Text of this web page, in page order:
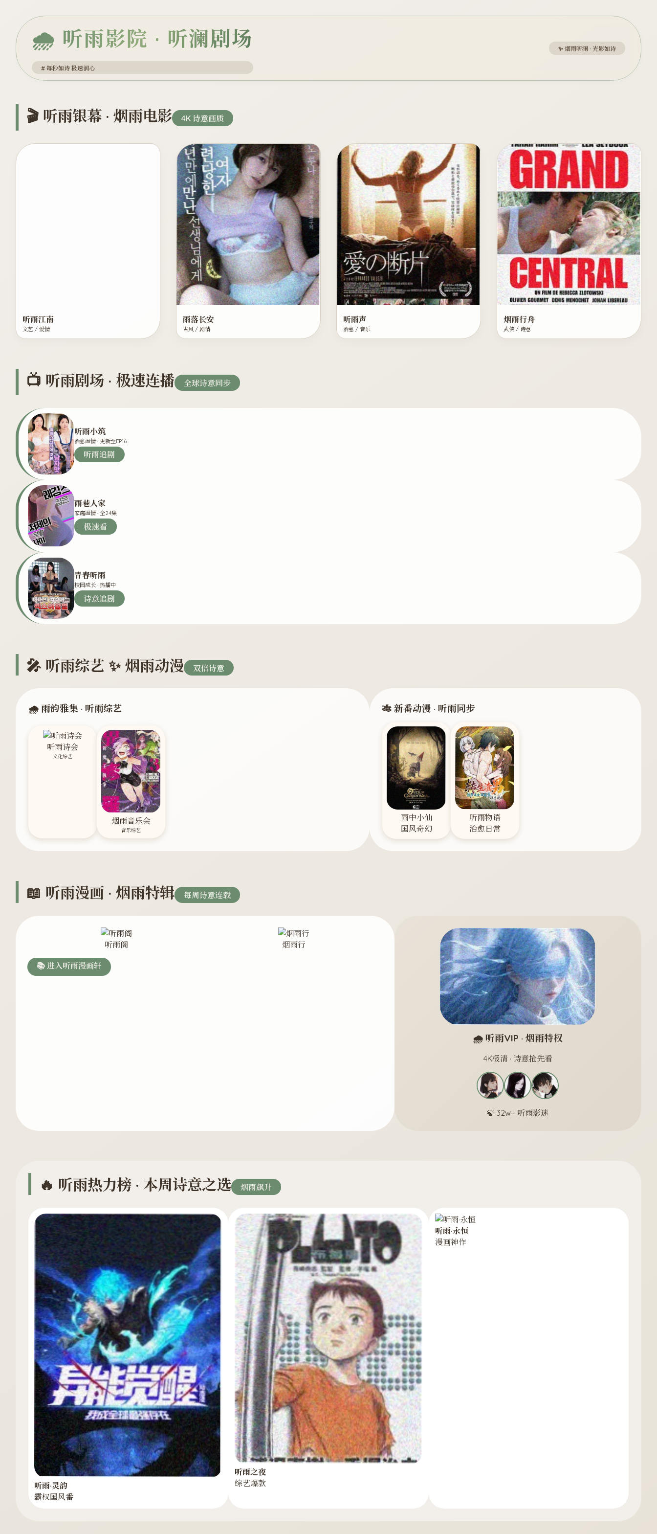
🌧️ 听雨影院 · 听澜剧场
# 每秒如诗 极速润心
✨ 烟雨听澜 · 光影如诗
🎬 听雨银幕 · 烟雨电影 4K 诗意画质
听雨江南
文艺 / 爱情
雨落长安
古风 / 剧情
听雨声
治愈 / 音乐
烟雨行舟
武侠 / 诗意
📺 听雨剧场 · 极速连播 全球诗意同步
听雨小筑
治愈温情 · 更新至EP16
听雨追剧
雨巷人家
家庭温情 · 全24集
极速看
青春听雨
校园成长 · 热播中
诗意追剧
🎤 听雨综艺 ✨ 烟雨动漫 双倍诗意
🌧️ 雨韵雅集 · 听雨综艺
听雨诗会
文化综艺
烟雨音乐会
音乐综艺
🎋 新番动漫 · 听雨同步
雨中小仙
国风奇幻
听雨物语
治愈日常
📖 听雨漫画 · 烟雨特辑 每周诗意连载
听雨阁 烟雨行
📚 进入听雨漫画轩
🌧️ 听雨VIP · 烟雨特权
4K极清 · 诗意抢先看
🍃 32w+ 听雨影迷
🔥 听雨热力榜 · 本周诗意之选 烟雨飙升
听雨·灵韵
霸权国风番
听雨之夜
综艺爆款
听雨·永恒
漫画神作